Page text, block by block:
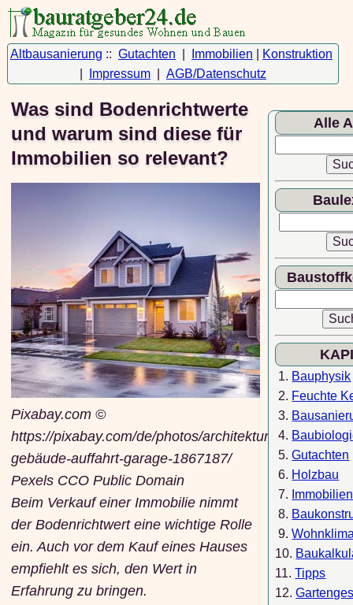
Altbausanierung :: Gutachten Immobilien
Konstruktion
Impressum AGB/Datenschutz
Was sind Bodenrichtwerte
und warum sind diese für
Immobilien so relevant?
Pixabay.com ©
https://pixabay.com/de/photos/architektur-
gebäude-auffahrt-garage-1867187/
Pexels CCO Public Domain
Beim Verkauf einer Immobilie nimmt
der Bodenrichtwert eine wichtige Rolle
ein. Auch vor dem Kauf eines Hauses
empfiehlt es sich, den Wert in
Erfahrung zu bringen.
Alle
1. Bauphysik
2. Feuchte
3.
4.
5.Gutachten
6. Holzbau
7. Immobilien
8.
9.
10.
11.Tipps
12.